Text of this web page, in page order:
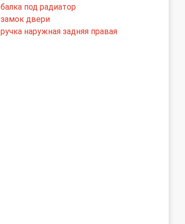
балка под радиатор
замок двери
ручка наружная задняя правая